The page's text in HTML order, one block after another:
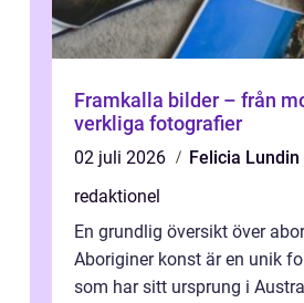
Framkalla bilder – från
verkliga fotografier
02 juli 2026
Felicia Lundin
redaktionel
En grundlig översikt över
Aboriginer konst är en unik
som har sitt ursprung i